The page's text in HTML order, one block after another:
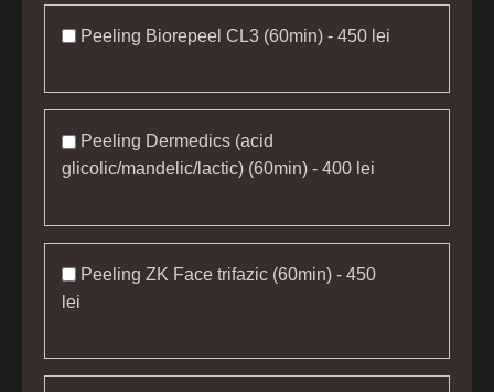
Peeling Biorepeel CL3 (60min) - 450 lei
Peeling Dermedics (acid
glicolic/mandelic/lactic) (60min) - 400 lei
Peeling ZK Face trifazic (60min) - 450
lei